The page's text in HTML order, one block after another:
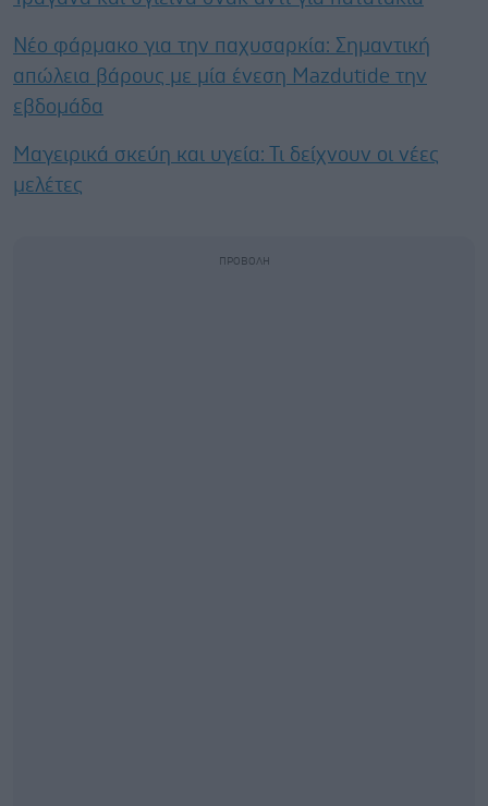
Νέο φάρμακο για την παχυσαρκία: Σημαντική
απώλεια βάρους με μία ένεση Mazdutide την
εβδομάδα
Μαγειρικά σκεύη και υγεία: Τι δείχνουν οι νέες
μελέτες